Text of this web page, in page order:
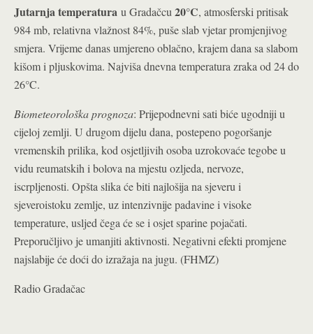
Jutarnja temperatura u Gradačcu 20°C, atmosferski pritisak
984 mb, relativna vlažnost 84%, puše slab vjetar promjenjivog
smjera. Vrijeme danas umjereno oblačno, krajem dana sa slabom
kišom i pljuskovima. Najviša dnevna temperatura zraka od 24 do
26°C.
Biometeorološka prognoza: Prijepodnevni sati biće ugodniji u
cijeloj zemlji. U drugom dijelu dana, postepeno pogoršanje
vremenskih prilika, kod osjetljivih osoba uzrokovaće tegobe u
vidu reumatskih i bolova na mjestu ozljeda, nervoze,
iscrpljenosti. Opšta slika će biti najlošija na sjeveru i
sjeveroistoku zemlje, uz intenzivnije padavine i visoke
temperature, usljed čega će se i osjet sparine pojačati.
Preporučljivo je umanjiti aktivnosti. Negativni efekti promjene
najslabije će doći do izražaja na jugu. (FHMZ)
Radio Gradačac